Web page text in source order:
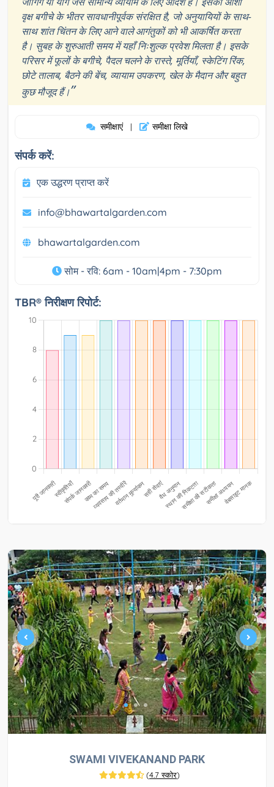
वृक्ष बगीचे के भीतर सावधानीपूर्वक संरक्षित है, जो अनुयायियों के साथ-
साथ शांत चिंतन के लिए आने वाले आगंतुकों को भी आकर्षित करता
है। सुबह के शुरुआती समय में यहाँ निःशुल्क प्रवेश मिलता है। इसके
परिसर में फूलों के बगीचे, पैदल चलने के रास्ते, मूर्तियाँ, स्केटिंग रिंक,
छोटे तालाब, बैठने की बेंच, व्यायाम उपकरण, खेल के मैदान और बहुत
कुछ मौजूद हैं।”
समीक्षाएं | समीक्षा लिखे
संपर्क करें:
एक उद्धरण प्राप्त करें
info@bhawartalgarden.com
bhawartalgarden.com
सोम - रवि: 6am - 10am|4pm - 7:30pm
TBR® निरीक्षण रिपोर्ट:
SWAMI VIVEKANAND PARK
(4.7 स्कोर)